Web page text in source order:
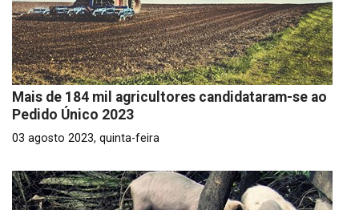
Mais de 184 mil agricultores candidataram-se ao
Pedido Único 2023
03 agosto 2023, quinta-feira